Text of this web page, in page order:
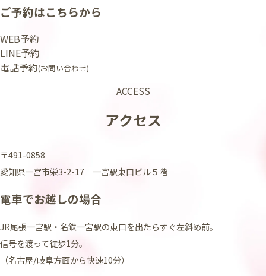
ご予約はこちらから
WEB予約
LINE予約
電話予約(お問い合わせ)
ACCESS
アクセス
〒491-0858
愛知県一宮市栄3-2-17 一宮駅東口ビル５階
電車でお越しの場合
JR尾張一宮駅・名鉄一宮駅の東口を出たらすぐ左斜め前。
信号を渡って徒歩1分。
（名古屋/岐阜方面から快速10分）